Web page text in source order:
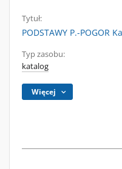
Tytuł:
PODSTAWY P.-POGOR
Typ zasobu:
katalog
Więcej